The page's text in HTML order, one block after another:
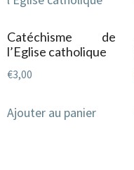
Catéchisme de
l’Eglise catholique
€3,00
Ajouter au panier